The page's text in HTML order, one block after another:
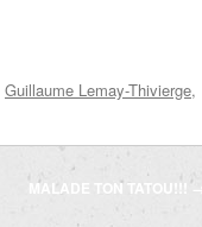
Guillaume Lemay-Thivierge,
MALADE TON TATOU!!!→